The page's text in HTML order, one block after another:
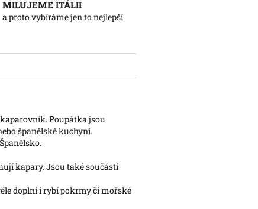
MILUJEME ITÁLII
a proto vybíráme jen to nejlepší
Poupátka jsou
španělské kuchyni.
kapary. Jsou také součástí
doplní i rybí pokrmy či mořské